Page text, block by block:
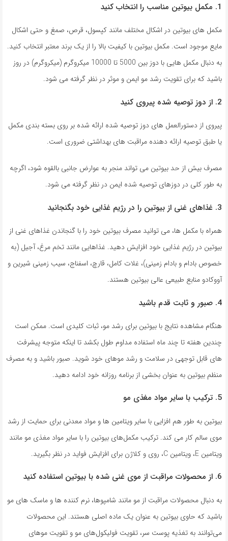
1. مکمل بیوتین مناسب را انتخاب کنید
مکمل های بیوتین در اشکال مختلف مانند کپسول، قرص، صمغ و حتی اشکال
مایع موجود است. مکمل بیوتین با کیفیت بالا را از یک برند معتبر انتخاب کنید.
به دنبال مکمل هایی با دوز بین 5000 تا 10000 میکروگرم (میکروگرم) در روز
باشید که برای تقویت رشد مو ایمن و موثر در نظر گرفته می شود.
2. از دوز توصیه شده پیروی کنید
پیروی از دستورالعمل های دوز توصیه شده ارائه شده بر روی بسته بندی مکمل
یا طبق توصیه ارائه دهنده مراقبت های بهداشتی ضروری است.
مصرف بیش از حد بیوتین می تواند منجر به عوارض جانبی بالقوه شود، اگرچه
به طور کلی در دوزهای توصیه شده ایمن در نظر گرفته می شود.
3. غذاهای غنی از بیوتین را در رژیم غذایی خود بگنجانید
همراه با مکمل ها، می توانید مصرف بیوتین خود را با گنجاندن غذاهای غنی از
بیوتین در رژیم غذایی خود افزایش دهید. غذاهایی مانند تخم مرغ، آجیل (به
خصوص بادام و بادام زمینی)، غلات کامل، قارچ، اسفناج، سیب زمینی شیرین و
آووکادو منابع طبیعی عالی بیوتین هستند.
4. صبور و ثابت قدم باشید
هنگام مشاهده نتایج با بیوتین برای رشد مو، ثبات کلیدی است. ممکن است
چندین هفته تا چند ماه استفاده مداوم طول بکشد تا اینکه متوجه پیشرفت
های قابل توجهی در سلامت و رشد موهای خود شوید. صبور باشید و به مصرف
منظم بیوتین به عنوان بخشی از برنامه روزانه خود ادامه دهید.
5. ترکیب با سایر مواد مغذی مو
بیوتین به طور هم افزایی با سایر ویتامین ها و مواد معدنی برای حمایت از رشد
موی سالم کار می کند. ترکیب مکمل‌های بیوتین را با سایر مواد مغذی مو مانند
ویتامین E، ویتامین C، روی و کلاژن برای افزایش فواید در نظر بگیرید.
6. از محصولات مراقبت از موی غنی شده با بیوتین استفاده کنید
به دنبال محصولات مراقبت از مو مانند شامپوها، نرم کننده ها و ماسک های مو
باشید که حاوی بیوتین به عنوان یک ماده اصلی هستند. این محصولات
می‌توانند به تغذیه پوست سر، تقویت فولیکول‌های مو و تقویت موهای